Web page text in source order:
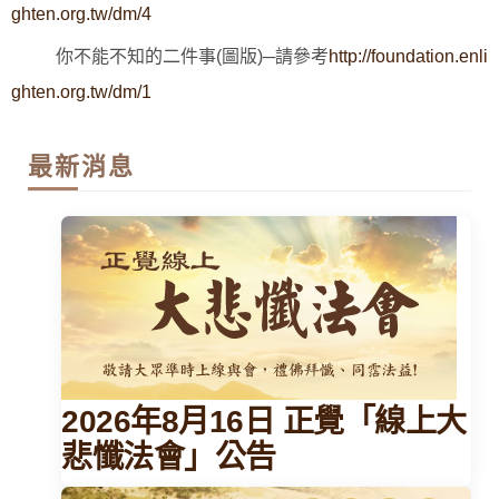
ghten.org.tw/dm/4
你不能不知的二件事(圖版)─請參考http://foundation.enli
ghten.org.tw/dm/1
最新消息
2026年8月16日 正覺「線上大
悲懺法會」公告